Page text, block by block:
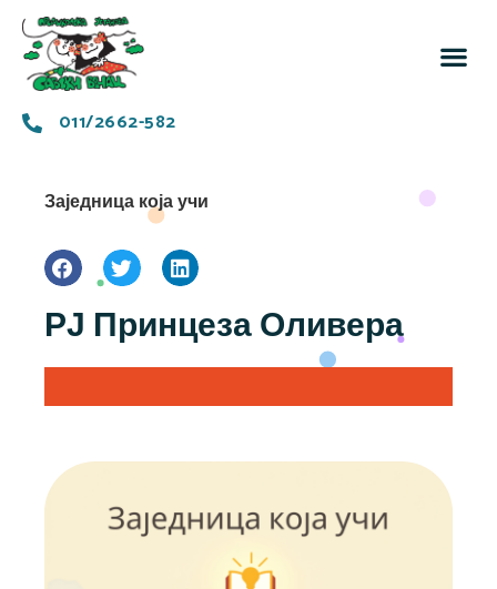
011/2662-582
Заједница која учи
РЈ Принцеза Оливера